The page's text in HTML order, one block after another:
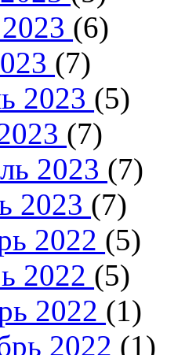
(6)
(7)
2023 (5)
(7)
2023 (7)
2023 (7)
2022 (5)
2022 (5)
2022 (1)
2022 (1)